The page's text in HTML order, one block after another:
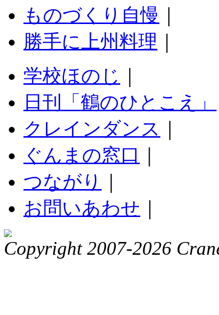
ものづくり自慢
勝手に上州料理
学校ほのじ
日刊「鶴のひとこえ」
クレインダンス
ぐんまの窓口
つながり
お問いあわせ
Copyright 2007-2026